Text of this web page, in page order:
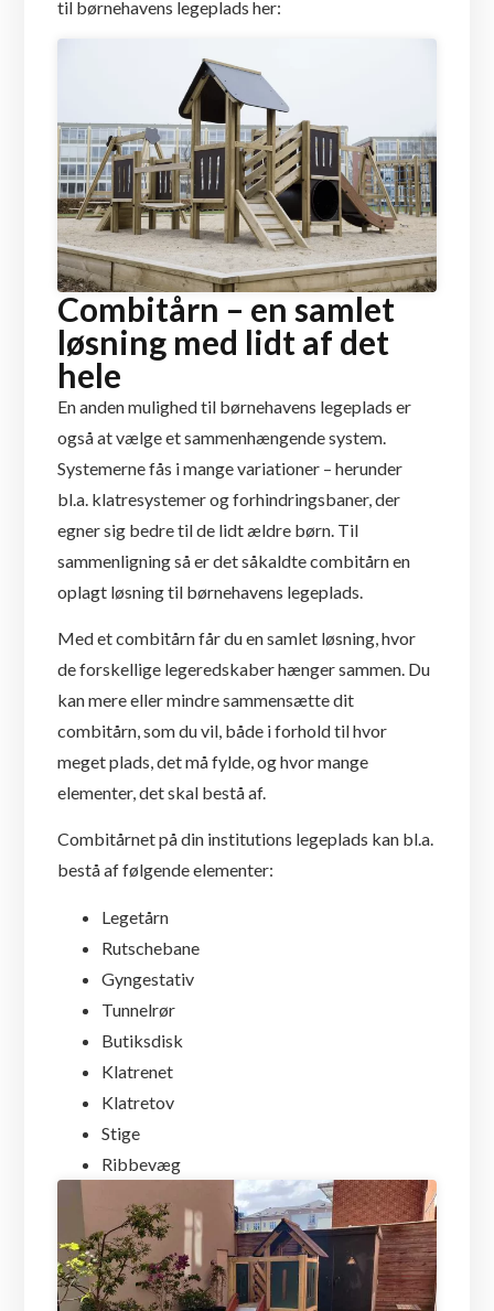
til børnehavens legeplads her:
Combitårn – en samlet
løsning med lidt af det
hele
En anden mulighed til børnehavens legeplads er
også at vælge et sammenhængende system.
Systemerne fås i mange variationer – herunder
bl.a. klatresystemer og forhindringsbaner, der
egner sig bedre til de lidt ældre børn. Til
sammenligning så er det såkaldte combitårn en
oplagt løsning til børnehavens legeplads.
Med et combitårn får du en samlet løsning, hvor
de forskellige legeredskaber hænger sammen. Du
kan mere eller mindre sammensætte dit
combitårn, som du vil, både i forhold til hvor
meget plads, det må fylde, og hvor mange
elementer, det skal bestå af.
Combitårnet på din institutions legeplads kan bl.a.
bestå af følgende elementer:
Legetårn
Rutschebane
Gyngestativ
Tunnelrør
Butiksdisk
Klatrenet
Klatretov
Stige
Ribbevæg